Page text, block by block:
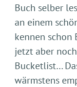
Buch selber
an einem
kennen schon
jetzt aber
Bucketlist…
wärmstens